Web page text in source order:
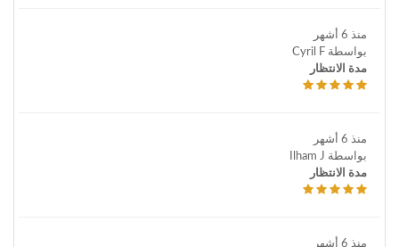
منذ 6 أشهر
بواسطة Cyril F
مدة الانتظار
منذ 6 أشهر
بواسطة Ilham J
مدة الانتظار
منذ 6 أشهر